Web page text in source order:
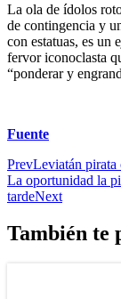
La ola de ídolos
de contingencia y
con estatuas, es un
fervor iconoclasta
“ponderar y
Fuente
PrevLeviatán pirata
La oportunidad la
tardeNext
También te